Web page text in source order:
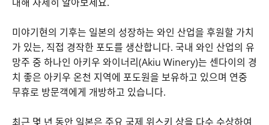
음식 및 음료
미야기현의 기후는 일본의 성장하는 와인 산업을 후원할 가치
가 있는, 직접 경작한 포도를 생산합니다. 국내 와인 산업의 유
망주 중 하나인 아키우 와이너리(Akiu Winery)는 센다이의 경
치 좋은 아키우 온천 지역에 포도원을 보유하고 있으며 연중
무휴로 방문객에게 개방하고 있습니다.
최근 몇 년 동안 일본은 주요 국제 위스키 상을 다수 수상하여